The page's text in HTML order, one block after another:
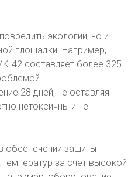
экологии, но и
площадки. Например,
42 составляет более 325
28 дней, не оставляя
нетоксичны и не
обеспечении защиты
за счёт высокой